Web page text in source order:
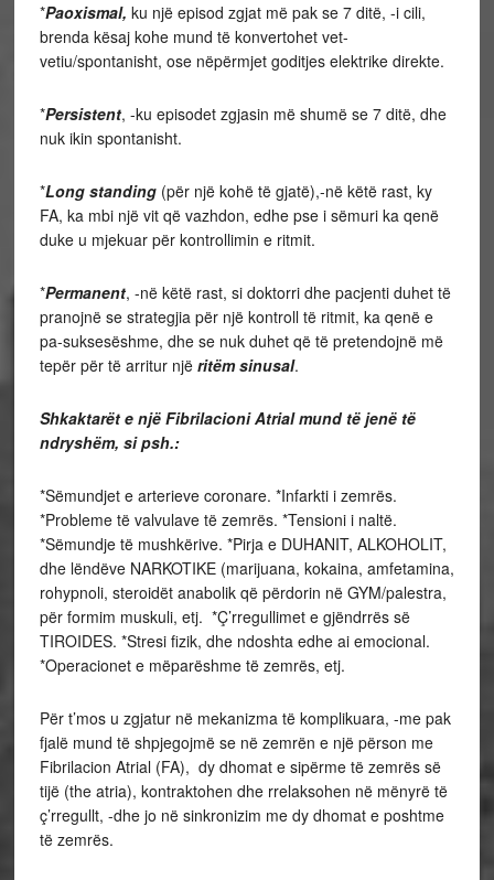
*Paoxismal, ku një episod zgjat më pak se 7 ditë, -i cili,
brenda kësaj kohe mund të konvertohet vet-
vetiu/spontanisht, ose nëpërmjet goditjes elektrike direkte.
*Persistent, -ku episodet zgjasin më shumë se 7 ditë, dhe
nuk ikin spontanisht.
*Long standing(për një kohë të gjatë),-në këtë rast, ky
FA, ka mbi një vit që vazhdon, edhe pse i sëmuri ka qenë
duke u mjekuar për kontrollimin e ritmit.
*Permanent, -në këtë rast, si doktorri dhe pacjenti duhet të
pranojnë se strategjia për një kontroll të ritmit, ka qenë e
pa-suksesëshme, dhe se nuk duhet që të pretendojnë më
tepër për të arritur një ritëm sinusal.
Shkaktarët e një Fibrilacioni Atrial mund të jenë të
ndryshëm, si psh.:
*Sëmundjet e arterieve coronare. *Infarkti i zemrës.
*Probleme të valvulave të zemrës. *Tensioni i naltë.
*Sëmundje të mushkërive. *Pirja e DUHANIT, ALKOHOLIT,
dhe lëndëve NARKOTIKE (marijuana, kokaina, amfetamina,
rohypnoli, steroidët anabolik që përdorin në GYM/palestra,
për formim muskuli, etj. *Ç’rregullimet e gjëndrrës së
TIROIDES. *Stresi fizik, dhe ndoshta edhe ai emocional.
*Operacionet e mëparëshme të zemrës, etj.
Për t’mos u zgjatur në mekanizma të komplikuara, -me pak
fjalë mund të shpjegojmë se në zemrën e një përson me
Fibrilacion Atrial (FA), dy dhomat e sipërme të zemrës së
tijë (the atria), kontraktohen dhe rrelaksohen në mënyrë të
ç’rregullt, -dhe jo në sinkronizim me dy dhomat e poshtme
të zemrës.